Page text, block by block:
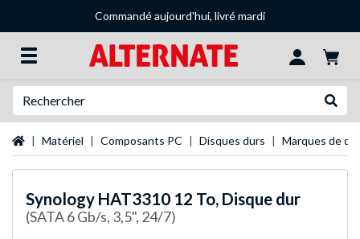
Commandé aujourd'hui, livré mardi
Page d'accueil
Matériel Composants PC Disques durs Marques de
Synology HAT3310 12 To, Disque dur
(SATA 6 Gb/s, 3,5", 24/7)